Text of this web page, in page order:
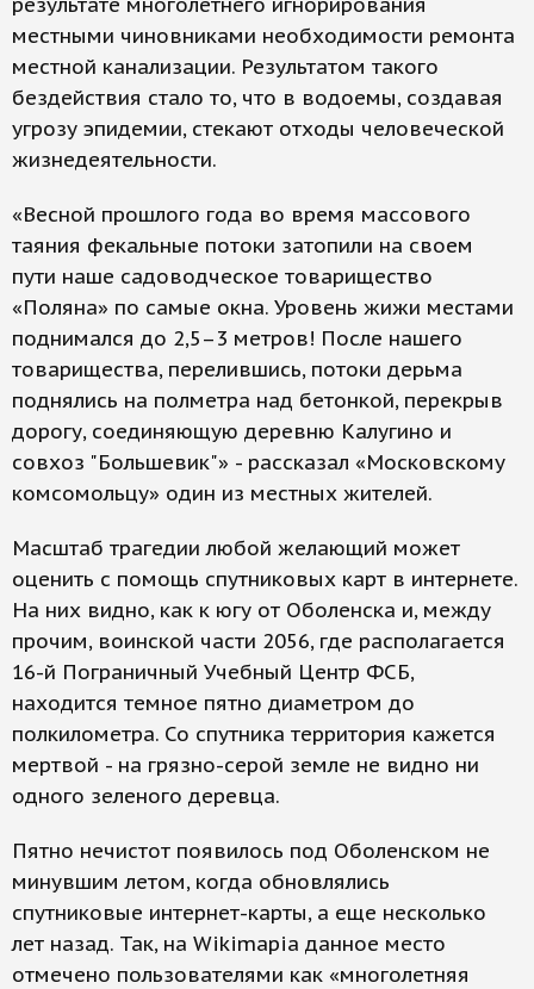
местными чиновниками необходимости ремонта
местной канализации. Результатом такого
бездействия стало то, что в водоемы, создавая
угрозу эпидемии, стекают отходы человеческой
жизнедеятельности.
«Весной прошлого года во время массового
таяния фекальные потоки затопили на своем
пути наше садоводческое товарищество
«Поляна» по самые окна. Уровень жижи местами
поднимался до 2,5–3 метров! После нашего
товарищества, перелившись, потоки дерьма
поднялись на полметра над бетонкой, перекрыв
дорогу, соединяющую деревню Калугино и
совхоз "Большевик"» - рассказал «Московскому
комсомольцу» один из местных жителей.
Масштаб трагедии любой желающий может
оценить с помощь спутниковых карт в интернете.
На них видно, как к югу от Оболенска и, между
прочим, воинской части 2056, где располагается
16-й Пограничный Учебный Центр ФСБ,
находится темное пятно диаметром до
полкилометра. Со спутника территория кажется
мертвой - на грязно-серой земле не видно ни
одного зеленого деревца.
Пятно нечистот появилось под Оболенском не
минувшим летом, когда обновлялись
спутниковые интернет-карты, а еще несколько
лет назад. Так, на Wikimapia данное место
отмечено пользователями как «многолетняя